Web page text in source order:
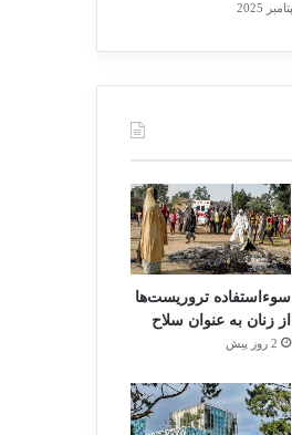
سوءاستفاده تروریست‌ها
از زنان به عنوان سلاح
2 روز پیش